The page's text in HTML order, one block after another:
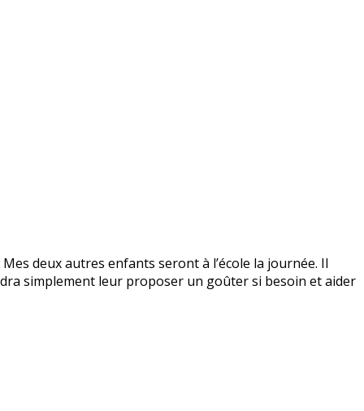
deux autres enfants seront à l’école la journée. Il
simplement leur proposer un goûter si besoin et aider